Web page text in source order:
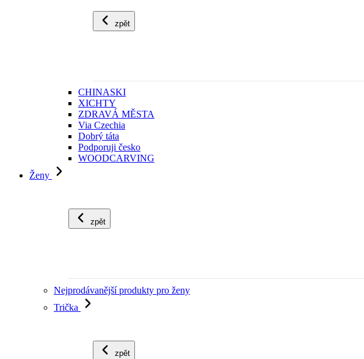
zpět
CHINASKI
XICHTY
ZDRAVÁ MĚSTA
Via Czechia
Dobrý táta
Podporuji česko
WOODCARVING
Ženy
zpět
Nejprodávanější produkty pro ženy
Trička
zpět